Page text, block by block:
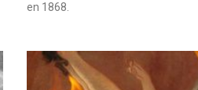
en 1868.